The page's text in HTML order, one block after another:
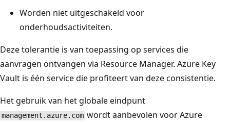
Worden niet uitgeschakeld voor
onderhoudsactiviteiten.
Deze tolerantie is van toepassing op services die
aanvragen ontvangen via Resource Manager. Azure Key
Vault is één service die profiteert van deze consistentie.
Het gebruik van het globale eindpunt
management.azure.com wordt aanbevolen voor Azure